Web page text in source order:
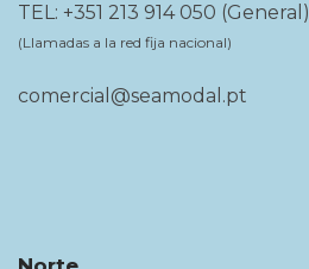
TEL: +351 213 914 050 (General)
(Llamadas a la red fija nacional)
comercial@seamodal.pt